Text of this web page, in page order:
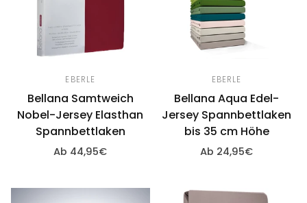
EBERLE
Bellana Samtweich
Nobel-Jersey Elasthan
Spannbettlaken
Ab 44,95€
EBERLE
Bellana Aqua Edel-
Jersey Spannbettlaken
bis 35 cm Höhe
Ab 24,95€